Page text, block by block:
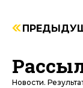
Новости.